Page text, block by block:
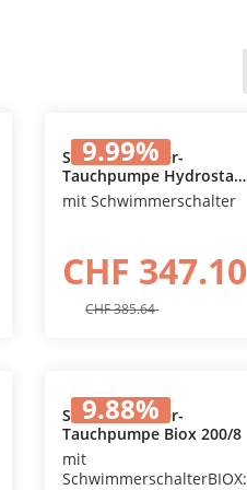
9.99%
In den Warenkorb
Schmutzwasser-
Tauchpumpe Hydrostar
Inox 500
mit Schwimmerschalter
CHF 347.10
CHF 385.64
9.88%
In den Warenkorb
Schmutzwasser-
Tauchpumpe Biox 200/8
mit
SchwimmerschalterBIOX: